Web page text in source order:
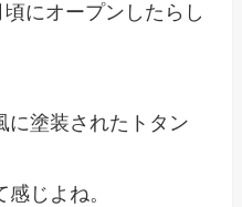
にオープンしたらし
に塗装されたトタン
じよね。